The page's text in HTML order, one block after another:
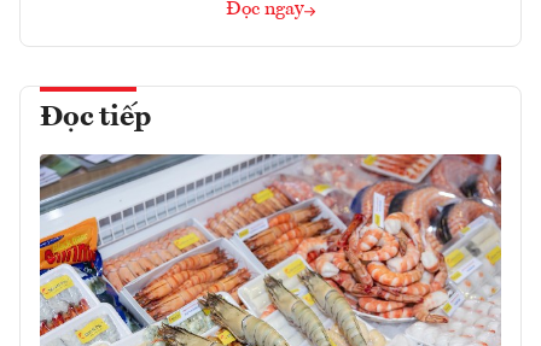
Đọc ngay
Đọc tiếp